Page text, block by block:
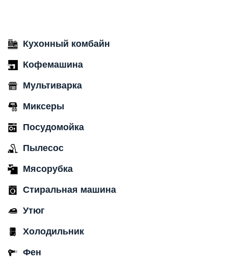
Кухонный комбайн
Кофемашина
Мультиварка
Миксеры
Посудомойка
Пылесос
Мясорубка
Стиральная машина
Утюг
Холодильник
Фен